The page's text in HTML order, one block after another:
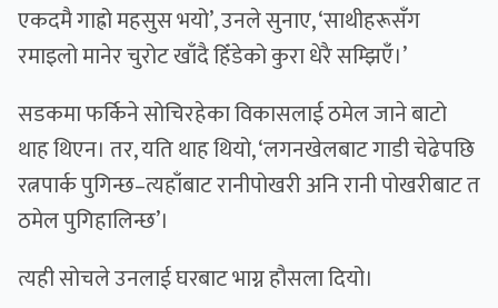
एकदमै गाह्रो महसुस भयो’, उनले सुनाए, ‘साथीहरूसँग
रमाइलो मानेर चुरोट खाँदै हिँडेको कुरा धेरै सम्झिएँ।’
सडकमा फर्किने सोचिरहेका विकासलाई ठमेल जाने बाटो
थाह थिएन। तर, यति थाह थियो, ‘लगनखेलबाट गाडी चेढेपछि
रत्नपार्क पुगिन्छ–त्यहाँबाट रानीपोखरी अनि रानी पोखरीबाट त
ठमेल पुगिहालिन्छ’।
त्यही सोचले उनलाई घरबाट भाग्न हौसला दियो।